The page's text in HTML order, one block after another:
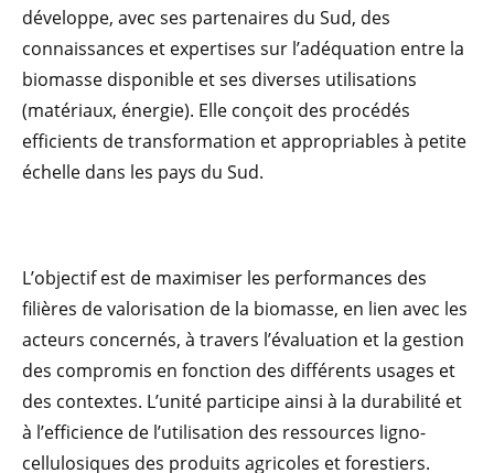
développe, avec ses partenaires du Sud, des
connaissances et expertises sur l’adéquation entre la
biomasse disponible et ses diverses utilisations
(matériaux, énergie). Elle conçoit des procédés
efficients de transformation et appropriables à petite
échelle dans les pays du Sud.
L’objectif est de maximiser les performances des
filières de valorisation de la biomasse, en lien avec les
acteurs concernés, à travers l’évaluation et la gestion
des compromis en fonction des différents usages et
des contextes. L’unité participe ainsi à la durabilité et
à l’efficience de l’utilisation des ressources ligno-
cellulosiques des produits agricoles et forestiers.